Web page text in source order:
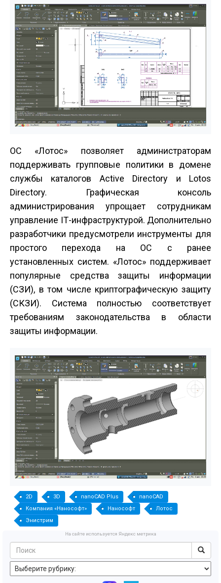
ОС «Лотос» позволяет администраторам
поддерживать групповые политики в домене
службы каталогов Active Directory и Lotos
Directory. Графическая консоль
администрирования упрощает сотрудникам
управление IТ-инфраструктурой. Дополнительно
разработчики предусмотрели инструменты для
простого перехода на ОС с ранее
установленных систем. «Лотос» поддерживает
популярные средства защиты информации
(СЗИ), в том числе криптографическую защиту
(СКЗИ). Система полностью соответствует
требованиям законодательства в области
защиты информации.
2D 3D nanoCAD Plus
nanoCAD
Компания «Нанософт»
Нанософт
Лотос
Энистрим
На сайте используется Яндекс метрика